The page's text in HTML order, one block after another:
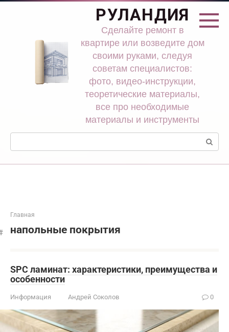
Перейти
РУЛАНДИЯ
Сделайте ремонт в
квартире или возведите дом
своими руками, следуя
советам специалистов:
фото, видео-инструкции,
теоретические материалы,
все про необходимые
материалы и инструменты
Поиск:
Главная
напольные покрытия
SPC ламинат: характеристики, преимущества и
особенности
Информация Андрей Соколов 0